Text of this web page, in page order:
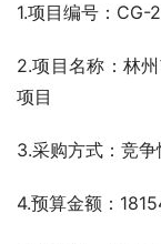
1.项目编号：
2.项目名称：林
项目
3.采购方式：竞
4.预算金额：